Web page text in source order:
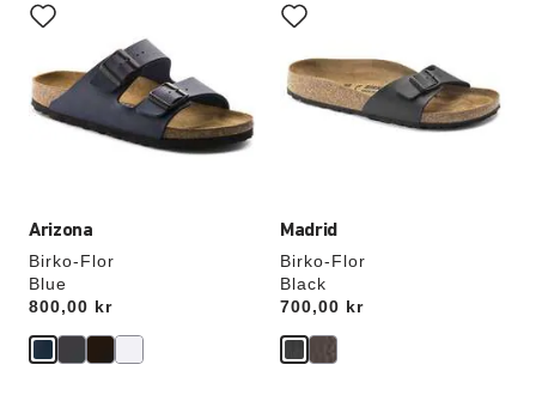
Arizona
Birko-Flor
Blue
Price:
800,00 kr
med
prøvefarver
opdatere
produktbilledet
Madrid
Birko-Flor
Black
Price:
700,00 kr
med
prøvefarver
opdatere
produktbilledet